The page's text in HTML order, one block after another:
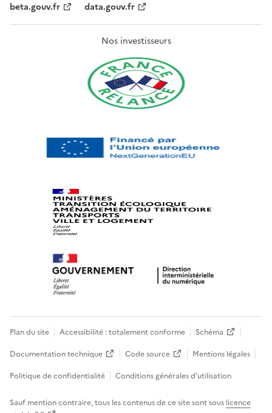
beta.gouv.fr
data.gouv.fr
Nos investisseurs
Plan du site Accessibilité : totalement conforme
Schéma
Documentation technique
Code source
Mentions légales
Politique de confidentialité
Conditions générales d’utilisation
Sauf mention contraire, tous les contenus de ce site sont sous licence